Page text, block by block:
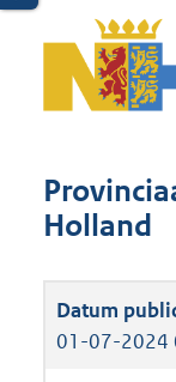
Holland
01-07-2024